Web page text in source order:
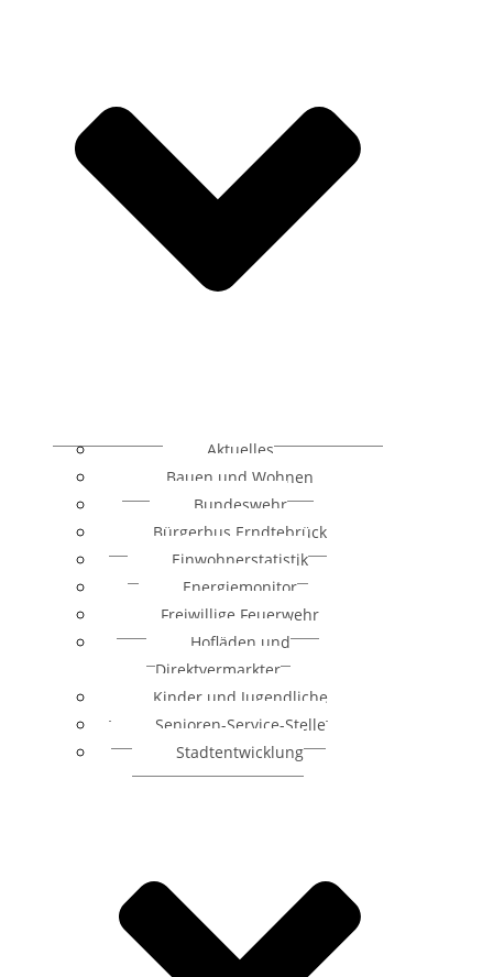
Aktuelles
Bauen und Wohnen
Bundeswehr
Bürgerbus Erndtebrück
Einwohnerstatistik
Energiemonitor
Freiwillige Feuerwehr
Hofläden und
Direktvermarkter
Kinder und Jugendliche
Senioren-Service-Stelle
Stadtentwicklung